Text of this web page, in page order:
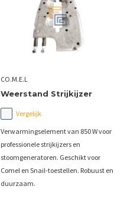
CO.M.E.L
Weerstand Strijkijzer
Vergelijk
Verwarmingselement van 850 W voor
professionele strijkijzers en
stoomgeneratoren. Geschikt voor
Comel en Snail-toestellen. Robuust en
duurzaam.